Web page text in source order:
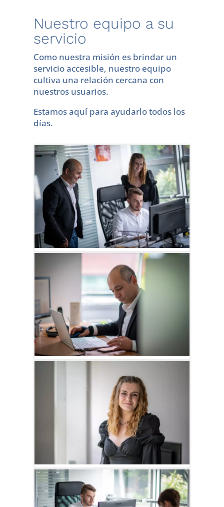
Nuestro equipo a su
servicio
Como nuestra misión es brindar un
servicio accesible, nuestro equipo
cultiva una relación cercana con
nuestros usuarios.
Estamos aquí para ayudarlo todos los
días.